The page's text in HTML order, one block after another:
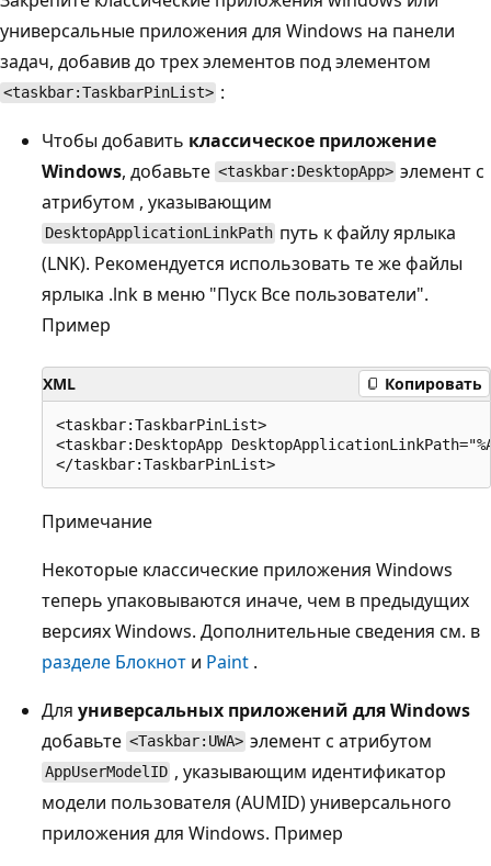
универсальные приложения для Windows на панели
задач, добавив до трех элементов под элементом
<taskbar:TaskbarPinList> :
Чтобы добавить классическое приложение
Windows, добавьте <taskbar:DesktopApp> элемент с
атрибутом , указывающим
DesktopApplicationLinkPath путь к файлу ярлыка
(LNK). Рекомендуется использовать те же файлы
ярлыка .lnk в меню "Пуск Все пользователи".
Пример
XML Копировать
<taskbar:TaskbarPinList>
<taskbar:DesktopApp
Примечание
Некоторые классические приложения Windows
теперь упаковываются иначе, чем в предыдущих
версиях Windows. Дополнительные сведения см. в
разделе Блокнот и Paint .
Для универсальных приложений для Windows
добавьте <Taskbar:UWA> элемент с атрибутом
AppUserModelID , указывающим идентификатор
модели пользователя (AUMID) универсального
приложения для Windows. Пример